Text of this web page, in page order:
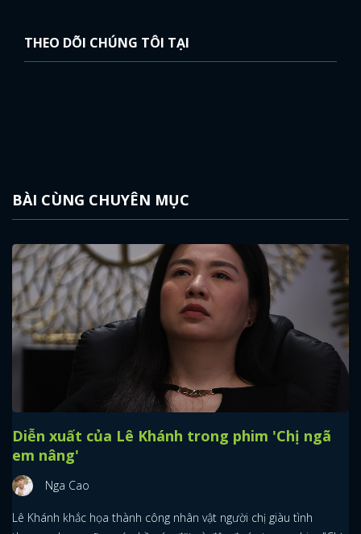
THEO DÕI CHÚNG TÔI TẠI
BÀI CÙNG CHUYÊN MỤC
Diễn xuất của Lê Khánh trong phim 'Chị ngã
em nâng'
Nga Cao
Lê Khánh khắc họa thành công nhân vật người chị giàu tình